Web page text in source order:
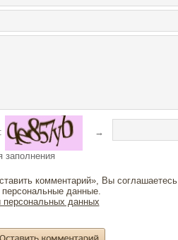
→
заполнения
комментарий», Вы соглашаетесь
данные.
персональных данных